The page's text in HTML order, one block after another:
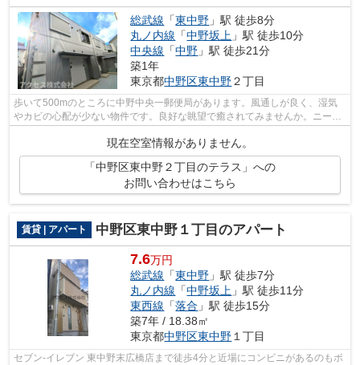
総武線 「東中野 」駅 徒歩8分
丸ノ内線 「中野坂上 」駅 徒歩10分
中央線 「中野 」駅 徒歩21分
築1年
東京都中野区東中野２丁目
歩いて500mのところに中野中央一郵便局があります。風通しが良く、湿気
やカビの心配が少ない物件です。良好な眺望で癒されてみませんか。ニーズ
現在空室情報がありません。
「中野区東中野２丁目のテラス」への
お問い合わせはこちら
賃貸 | アパート 中野区東中野１丁目のアパート
7.6万円
総武線 「東中野 」駅 徒歩7分
丸ノ内線 「中野坂上 」駅 徒歩11分
東西線 「落合 」駅 徒歩15分
築7年 / 18.38㎡
東京都中野区東中野 １丁目
セブン-イレブン 東中野末広橋店まで徒歩4分と近場にコンビニがあるのもポ